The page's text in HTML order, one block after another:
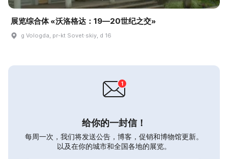
展览综合体 «沃洛格达：19—20世纪之交»
g Vologda, pr-kt Sovet·skiy, d 16
给你的一封信！
每周一次，我们将发送公告，博客，促销和博物馆更新。
以及在你的城市和全国各地的展览。